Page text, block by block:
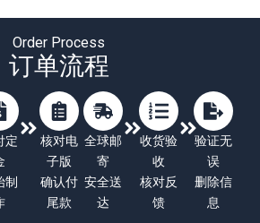
Order Process
订单流程
定
制
核对电
子版
确认付
尾款
全球邮
寄
安全送
达
收货验
收
核对反
馈
验证无
误
删除信
息